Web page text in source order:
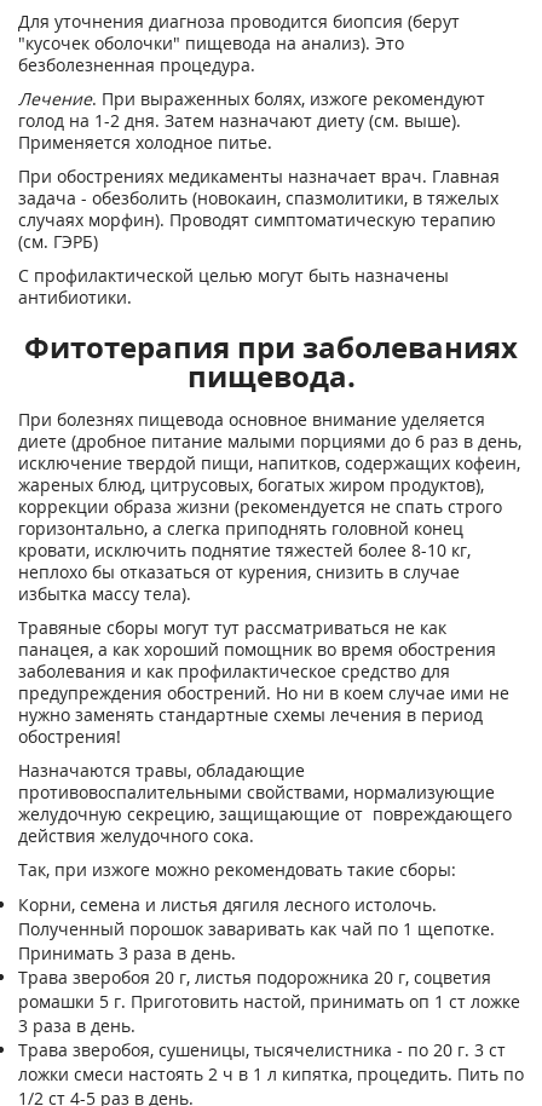
Для уточнения диагноза проводится биопсия (берут
"кусочек оболочки" пищевода на анализ). Это
безболезненная процедура.
Лечение. При выраженных болях, изжоге рекомендуют
голод на 1-2 дня. Затем назначают диету (см. выше).
Применяется холодное питье.
При обострениях медикаменты назначает врач. Главная
задача - обезболить (новокаин, спазмолитики, в тяжелых
случаях морфин). Проводят симптоматическую терапию
(см. ГЭРБ)
С профилактической целью могут быть назначены
антибиотики.
Фитотерапия при заболеваниях
пищевода.
При болезнях пищевода основное внимание уделяется
диете (дробное питание малыми порциями до 6 раз в день,
исключение твердой пищи, напитков, содержащих кофеин,
жареных блюд, цитрусовых, богатых жиром продуктов),
коррекции образа жизни (рекомендуется не спать строго
горизонтально, а слегка приподнять головной конец
кровати, исключить поднятие тяжестей более 8-10 кг,
неплохо бы отказаться от курения, снизить в случае
избытка массу тела).
Травяные сборы могут тут рассматриваться не как
панацея, а как хороший помощник во время обострения
заболевания и как профилактическое средство для
предупреждения обострений. Но ни в коем случае ими не
нужно заменять стандартные схемы лечения в период
обострения!
Назначаются травы, обладающие
противовоспалительными свойствами, нормализующие
желудочную секрецию, защищающие от повреждающего
действия желудочного сока.
Так, при изжоге можно рекомендовать такие сборы:
Корни, семена и листья дягиля лесного истолочь.
Полученный порошок заваривать как чай по 1 щепотке.
Принимать 3 раза в день.
Трава зверобоя 20 г, листья подорожника 20 г, соцветия
ромашки 5 г. Приготовить настой, принимать оп 1 ст ложке
3 раза в день.
Трава зверобоя, сушеницы, тысячелистника - по 20 г. 3 ст
ложки смеси настоять 2 ч в 1 л кипятка, процедить. Пить по
1/2 ст 4-5 раз в день.